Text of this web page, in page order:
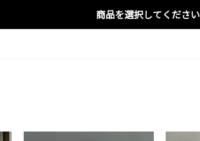
商品を選択してください